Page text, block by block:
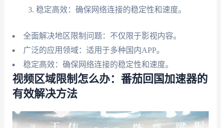
稳定高效：确保网络连接的稳定性和速度。
全面解决地区限制问题：不仅限于影视内容。
广泛的应用领域：适用于多种国内APP。
稳定高效：确保网络连接的稳定性和速度。
视频区域限制怎么办：番茄回国加速器的
有效解决方法